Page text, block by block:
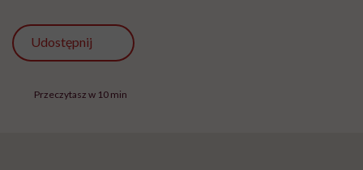
Udostępnij
Przeczytasz w 10 min